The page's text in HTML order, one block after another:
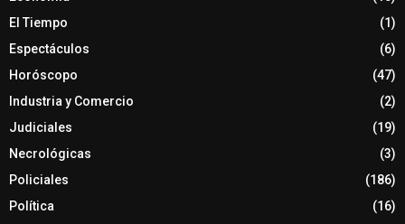
El Tiempo
(1)
Espectáculos
(6)
Horóscopo
(47)
Industria y Comercio
(2)
Judiciales
(19)
Necrológicas
(3)
Policiales
(186)
Política
(16)